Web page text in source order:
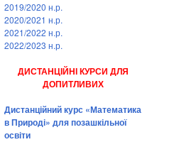
2019/2020 н.р.
2020/2021 н.р.
2021/2022 н.р.
2022/2023 н.р.
ДИСТАНЦІЙНІ КУРСИ ДЛЯ
ДОПИТЛИВИХ
Дистанційний курс «Математика
в Природі» для позашкільної
освіти